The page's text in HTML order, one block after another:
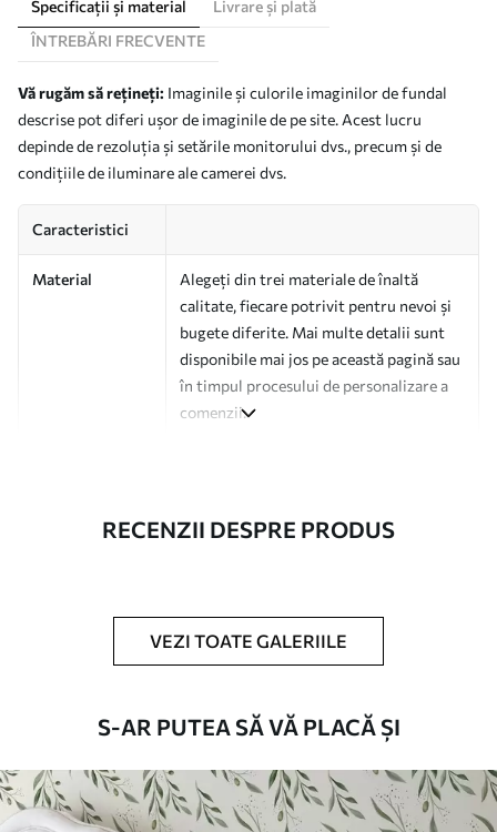
Specificații și material
Livrare și plată
ÎNTREBĂRI FRECVENTE
Vă rugăm să rețineți: Imaginile și culorile imaginilor de fundal
descrise pot diferi ușor de imaginile de pe site. Acest lucru
depinde de rezoluția și setările monitorului dvs., precum și de
condițiile de iluminare ale camerei dvs.
Caracteristici
Material
Alegeți din trei materiale de înaltă
calitate, fiecare potrivit pentru nevoi și
bugete diferite. Mai multe detalii sunt
disponibile mai jos pe această pagină sau
în timpul procesului de personalizare a
comenzii.
articolului
Tipărit la comandă și livrat în role de
până la 50 cm lățime.
suplimentare
Disponibil cu strat de lac și/sau adeziv
pentru tapet.
Curățare
Se poate curăța ușor cu un burete moale.
Fototapetul cu strat de lac poate fi
RECENZII DESPRE PRODUS
VEZI TOATE GALERIILE
S-AR PUTEA SĂ VĂ PLACĂ ȘI